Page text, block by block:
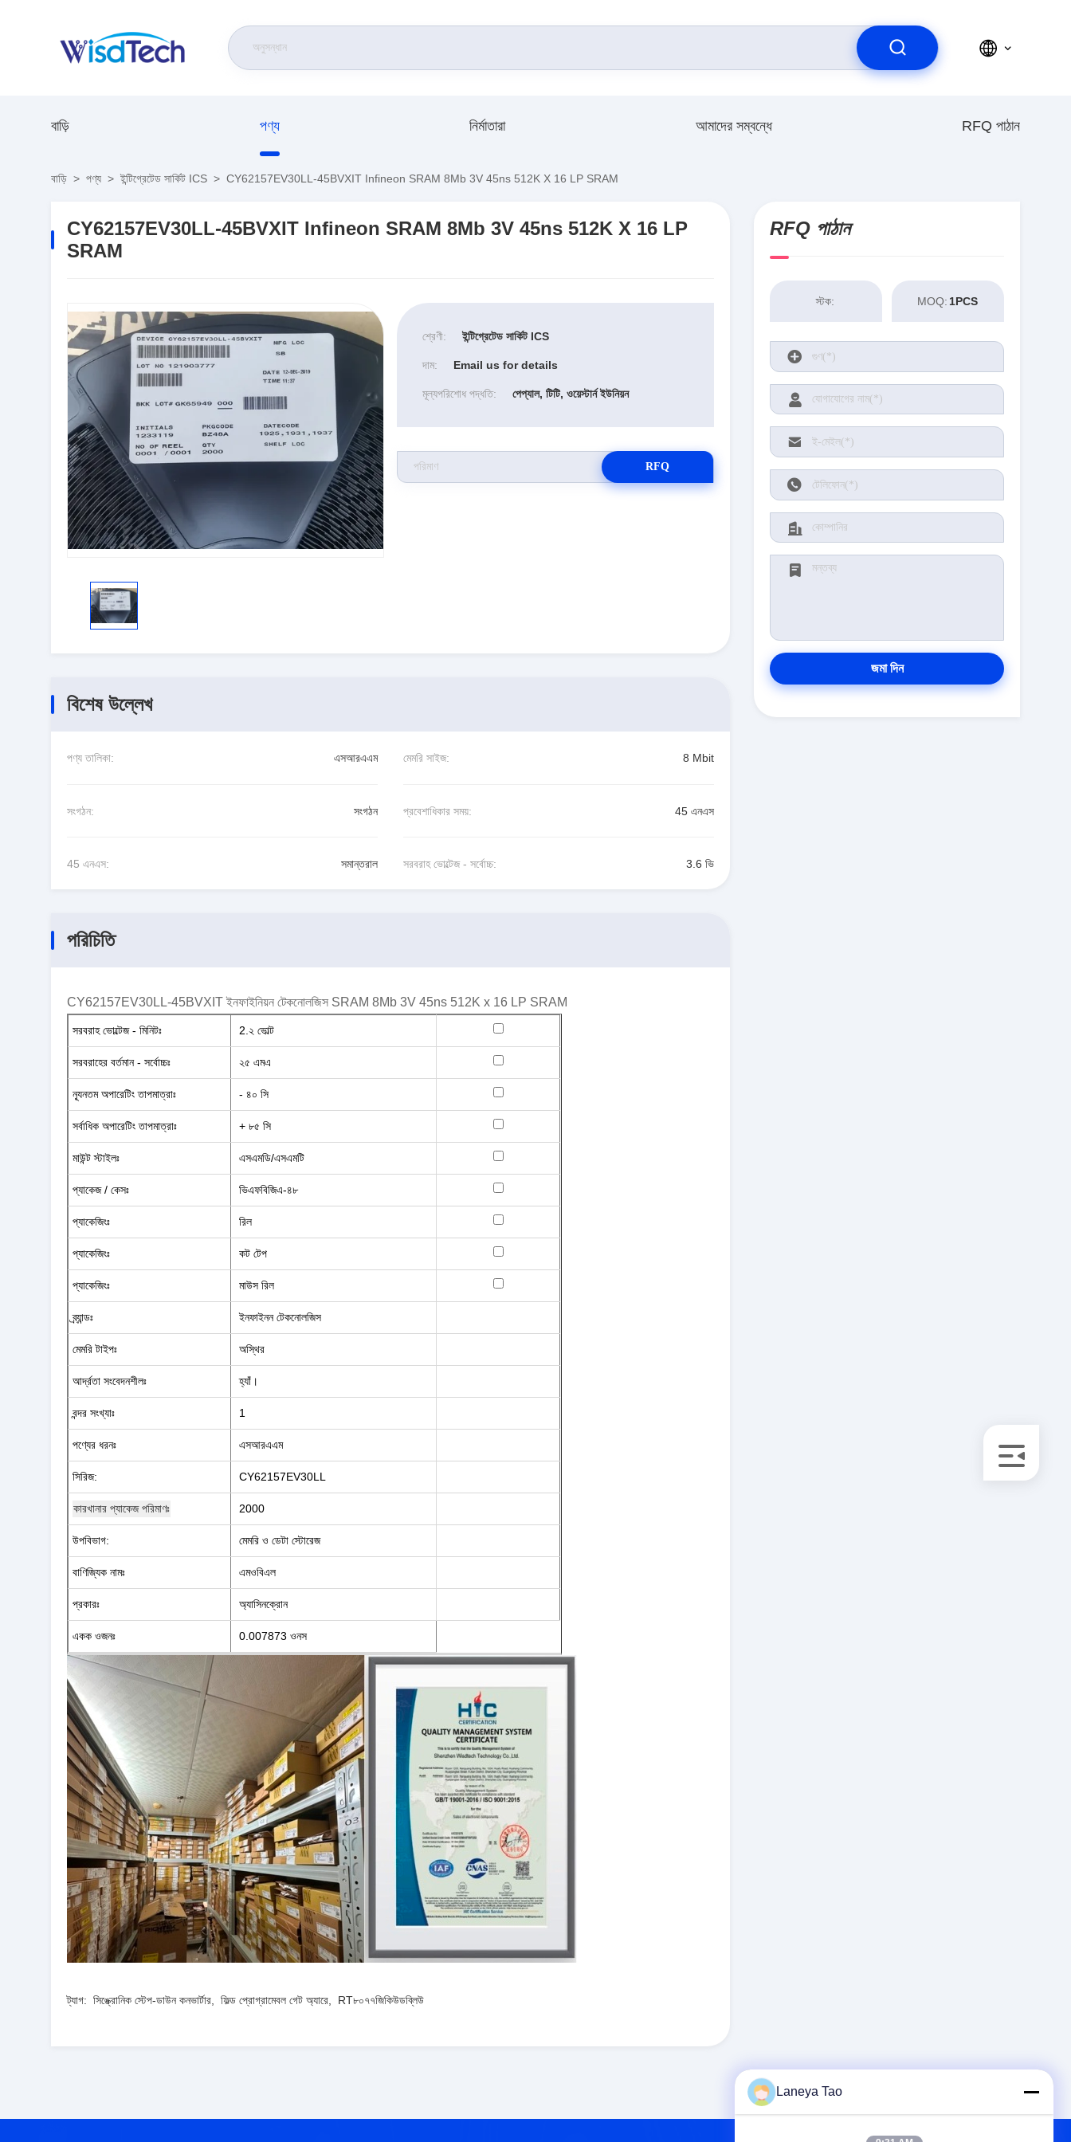
বাড়ি পণ্য নির্মাতারা আমাদের সম্বন্ধে RFQ পাঠান
বাড়ি > পণ্য > ইন্টিগ্রেটেড সার্কিট ICS > CY62157EV30LL-45BVXIT Infineon SRAM 8Mb 3V 45ns 512K X 16 LP SRAM
CY62157EV30LL-45BVXIT Infineon SRAM 8Mb 3V 45ns 512K X 16 LP
SRAM
শ্রেণী: ইন্টিগ্রেটেড সার্কিট ICS
দাম: Email us for details
মূল্যপরিশোধ পদ্ধতি: পেপ্যাল, টিটি, ওয়েস্টার্ন ইউনিয়ন
RFQ
বিশেষ উল্লেখ
পণ্য তালিকা: এসআরএএম মেমরি সাইজ: 8 Mbit
সংগঠন: সংগঠন প্রবেশাধিকার সময়: 45 এনএস
45 এনএস: সমান্তরাল সরবরাহ ভোল্টেজ - সর্বোচ্চ: 3.6 ভি
পরিচিতি
CY62157EV30LL-45BVXIT ইনফাইনিয়ন টেকনোলজিস SRAM 8Mb 3V 45ns 512K x 16 LP SRAM
সরবরাহ ভোল্টেজ - মিনিটঃ 2.২ ভোল্ট
সরবরাহের বর্তমান - সর্বোচ্চঃ ২৫ এমএ
ন্যূনতম অপারেটিং তাপমাত্রাঃ - ৪০ সি
সর্বাধিক অপারেটিং তাপমাত্রাঃ + ৮৫ সি
মাউন্ট স্টাইলঃ এসএমডি/এসএমটি
প্যাকেজ / কেসঃ ভিএফবিজিএ-৪৮
প্যাকেজিংঃ রিল
প্যাকেজিংঃ কট টেপ
প্যাকেজিংঃ মাউস রিল
ব্র্যান্ডঃ ইনফাইনন টেকনোলজিস
মেমরি টাইপঃ অস্থির
আর্দ্রতা সংবেদনশীলঃ হ্যাঁ।
বন্দর সংখ্যাঃ 1
পণ্যের ধরনঃ এসআরএএম
সিরিজ: CY62157EV30LL
কারখানার প্যাকেজ পরিমাণঃ 2000
উপবিভাগ: মেমরি ও ডেটা স্টোরেজ
বাণিজ্যিক নামঃ এমওবিএল
প্রকারঃ অ্যাসিনক্রোন
একক ওজনঃ 0.007873 ওনস
ট্যাগ: সিঙ্ক্রোনিক স্টেপ-ডাউন কনভার্টার ফিল্ড প্রোগ্রামেবল গেট অ্যারে RT৮০৭৭জিকিউডব্লিউ
RFQ পাঠান
স্টক: MOQ: 1PCS
জমা দিন
Laneya Tao